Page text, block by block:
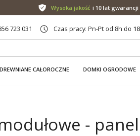
Wysoka jakość i 10 lat gwarancji
723 031 Czas pracy: Pn-Pt od 8h do
CAŁOROCZNE DOMKI OGRODOWE
-